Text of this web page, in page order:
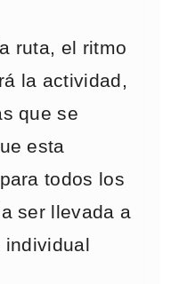
ruta, el ritmo
la actividad,
que se
esta
todos los
ser llevada a
individual